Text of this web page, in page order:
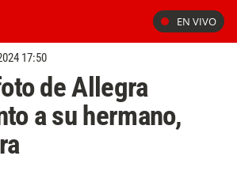
EN VIVO
17:50
de Allegra
a su hermano,